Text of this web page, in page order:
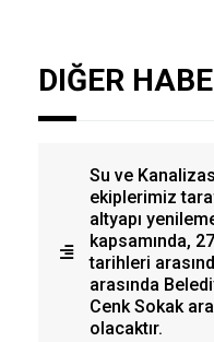
DIĞER
Su ve
ekiplerimiz
altyapı
kapsamında,
tarihleri
arasında
Cenk Sokak
olacaktır.